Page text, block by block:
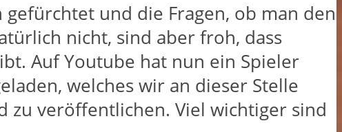
und die Fragen, ob man den
nicht, sind aber froh, dass
Auf Youtube hat nun ein Spieler
welches wir an dieser Stelle
zu veröffentlichen. Viel wichtiger sind